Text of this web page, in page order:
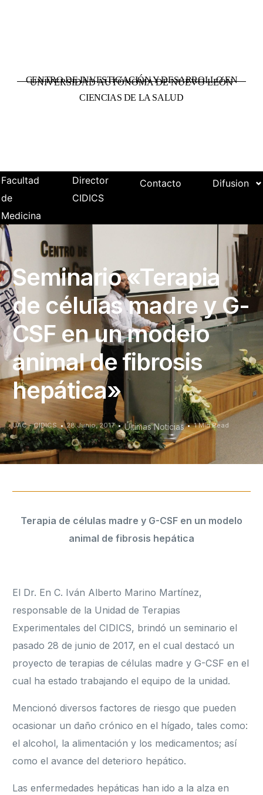
UNIVERSIDAD AUTÓNOMA DE NUEVO LEÓN
CENTRO DE INVESTIGACIÓN Y DESARROLLO EN
CIENCIAS DE LA SALUD
Facultad
de
Medicina
Director
CIDICS
Contacto Difusion
Seminario «Terapia
de células madre y G-
CSF en un modelo
animal de fibrosis
hepática»
UAC - CIDICS 28 Junio, 2017 Últimas Noticias 1 Min Read
Terapia de células madre y G-CSF en un modelo
animal de fibrosis hepática
El Dr. En C. Iván Alberto Marino Martínez,
responsable de la Unidad de Terapias
Experimentales del CIDICS, brindó un seminario el
pasado 28 de junio de 2017, en el cual destacó un
proyecto de terapias de células madre y G-CSF en el
cual ha estado trabajando el equipo de la unidad.
Mencionó diversos factores de riesgo que pueden
ocasionar un daño crónico en el hígado, tales como:
el alcohol, la alimentación y los medicamentos; así
como el avance del deterioro hepático.
Las enfermedades hepáticas han ido a la alza en